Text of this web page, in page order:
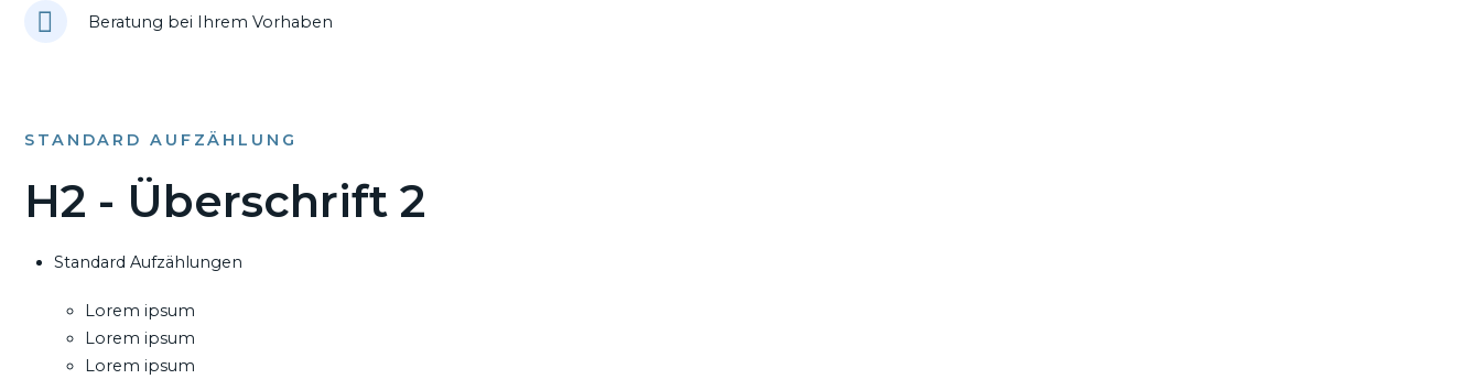
Beratung bei Ihrem Vorhaben
STANDARD AUFZÄHLUNG
H2 - Überschrift 2
Standard Aufzählungen
Lorem ipsum
Lorem ipsum
Lorem ipsum